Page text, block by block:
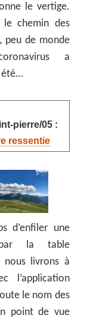
le vertige.
chemin des
peu de monde
a
été…
pierre/05 :
ressentie
d’enfiler une
par la table
nous livrons à
l’application
le nom des
point de vue